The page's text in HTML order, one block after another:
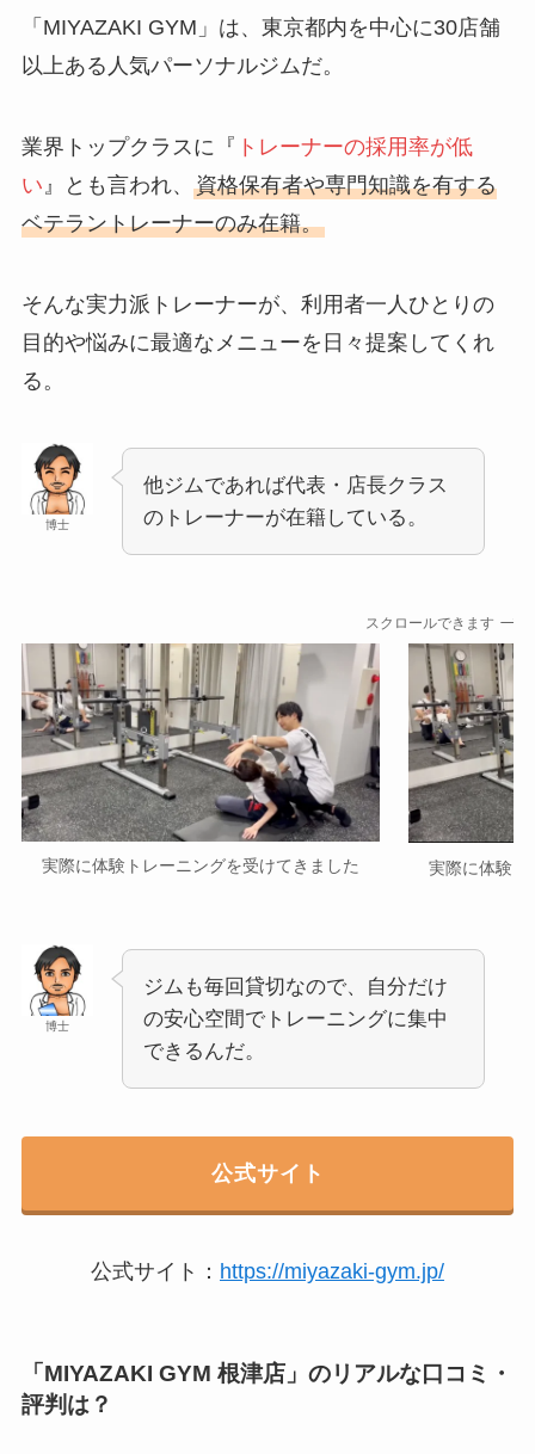
「MIYAZAKI GYM」は、東京都内を中心に30店舗
以上ある人気パーソナルジムだ。
業界トップクラスに『 トレーナーの採用率が低
い』とも言われ、 資格保有者や専門知識を有する
ベテラントレーナーのみ在籍。
そんな実力派トレーナーが、利用者一人ひとりの
目的や悩みに最適なメニューを日々提案してくれ
る。
博士
他ジムであれば代表・店長クラス
のトレーナーが在籍している。
スクロールできます
実際に体験トレーニングを受けてきました 実際に体験ト
博士
ジムも毎回貸切なので、自分だけ
の安心空間でトレーニングに集中
できるんだ。
公式サイト
公式サイト： https://miyazaki-gym.jp/
「MIYAZAKI GYM 根津店」のリアルな口コミ・
評判は？